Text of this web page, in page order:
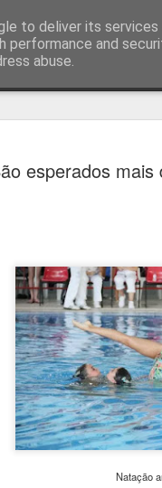
esperados
Natação
to deliver its
performance and
abuse.
7
Estoril e
português,
1) com
O Estoril a
concretizar
não
com golo
Koutsias.
O Estoril